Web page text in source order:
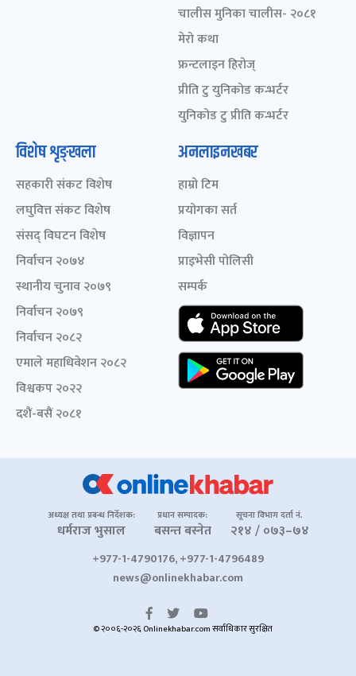
चालीस मुनिका चालीस- २०८१
मेरो कथा
फ्रन्टलाइन हिरोज्
प्रीति टु युनिकोड कन्भर्टर
युनिकोड टु प्रीति कन्भर्टर
विशेष शृङ्खला
सहकारी संकट विशेष
लघुवित्त संकट विशेष
संसद् विघटन विशेष
निर्वाचन २०७४
स्थानीय चुनाव २०७९
निर्वाचन २०७९
निर्वाचन २०८२
एमाले महाधिवेशन २०८२
विश्वकप २०२२
दशैं-बसैं २०८१
अनलाइनखबर
हाम्रो टिम
प्रयोगका सर्त
विज्ञापन
प्राइभेसी पोलिसी
सम्पर्क
अध्यक्ष तथा प्रबन्ध निर्देशक:
धर्मराज भुसाल
प्रधान सम्पादक:
बसन्त बस्नेत
सूचना विभाग दर्ता नं.
२१४ / ०७३–७४
+977-1-4790176, +977-1-4796489
news@onlinekhabar.com
© २००६-२०२६ Onlinekhabar.com सर्वाधिकार सुरक्षित